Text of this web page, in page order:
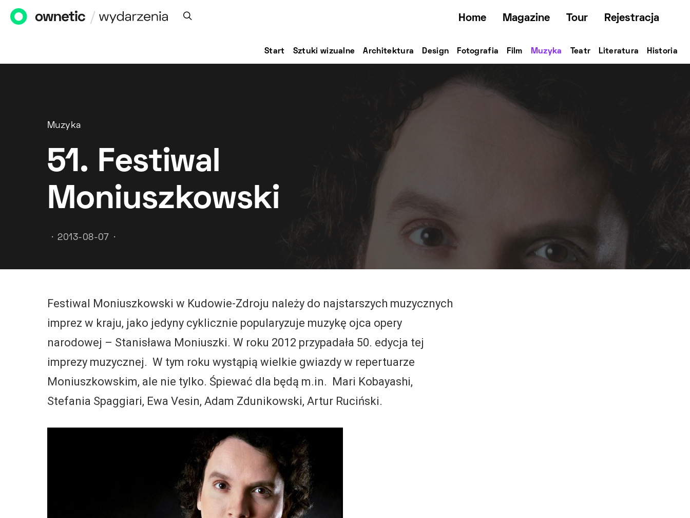
Home Magazine Tour Rejestracja
Start Sztuki wizualne Architektura Design Fotografia Film Muzyka Teatr Literatura Historia
Muzyka
51. Festiwal
Moniuszkowski
2013-08-07
Festiwal Moniuszkowski w Kudowie-Zdroju należy do najstarszych muzycznych
imprez w kraju, jako jedyny cyklicznie popularyzuje muzykę ojca opery
narodowej – Stanisława Moniuszki. W roku 2012 przypadała 50. edycja tej
imprezy muzycznej. W tym roku wystąpią wielkie gwiazdy w repertuarze
Moniuszkowskim, ale nie tylko. Śpiewać dla będą m.in. Mari Kobayashi,
Stefania Spaggiari, Ewa Vesin, Adam Zdunikowski, Artur Ruciński.